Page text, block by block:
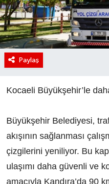
Paylaş
Kocaeli Büyükşehir’le
Büyükşehir Belediyesi,
akışının sağlanması
çizgilerini yeniliyor. Bu
ulaşımı daha güvenli ve
amacıyla Kandıra’da 90